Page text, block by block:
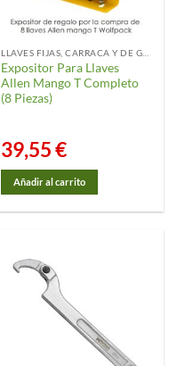
Expositor Para Llaves
Allen Mango T Completo
(8 Piezas)
39,55€
Añadir al carrito